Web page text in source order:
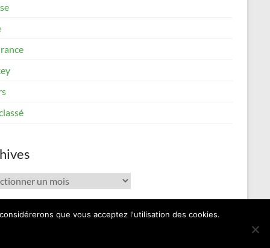
que vous acceptez l'utilisation des cookies.